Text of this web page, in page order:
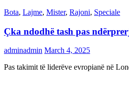
Bota, Lajme, Mister, Rajoni, Speciale
Çka ndodhë tash pas
adminadmin March 4, 2025
Pas takimit të liderëve evropianë në